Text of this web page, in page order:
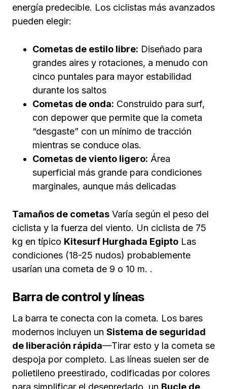
energía predecible. Los ciclistas más avanzados
pueden elegir:
Cometas de estilo libre: Diseñado para
grandes aires y rotaciones, a menudo con
cinco puntales para mayor estabilidad
durante los saltos
Cometas de onda: Construido para surf,
con depower que permite que la cometa
“desgaste” con un mínimo de tracción
mientras se conduce olas.
Cometas de viento ligero: Área
superficial más grande para condiciones
marginales, aunque más delicadas
Tamaños de cometas Varía según el peso del
ciclista y la fuerza del viento. Un ciclista de 75
kg en típico Kitesurf Hurghada Egipto Las
condiciones (18-25 nudos) probablemente
usarían una cometa de 9 o 10 m. .
Barra de control y líneas
La barra te conecta con la cometa. Los bares
modernos incluyen un Sistema de seguridad
de liberación rápida—Tirar esto y la cometa se
despoja por completo. Las líneas suelen ser de
polietileno preestirado, codificadas por colores